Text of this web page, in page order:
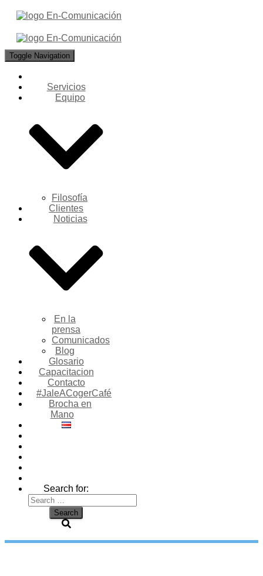
Toggle Navigation
Servicios
Equipo
Filosofía
Clientes
Noticias
En la
prensa
Comunicados
Blog
Glosario
Capacitacion
Contacto
#JaleACogerCafé
Brocha en
Mano
Search for: